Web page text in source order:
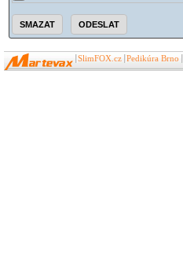
SlimFOX.cz Pedikúra Brno